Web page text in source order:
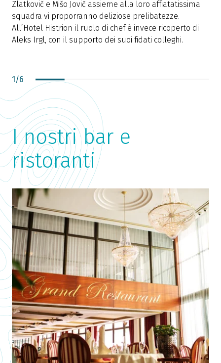
Zlatkovič e Mišo Jovič assieme alla loro affiatatissima
squadra vi proporranno deliziose prelibatezze.
All’Hotel Histrion il ruolo di chef è invece ricoperto di
Aleks Irgl, con il supporto dei suoi fidati colleghi.
1/6
I nostri bar e
ristoranti